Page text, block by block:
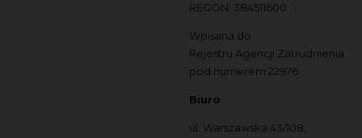
REGON: 384511600
Wpisana do
Rejestru Agencji Zatrudnienia
pod numerem 22976
Biuro
ul. Warszawska 43/108,